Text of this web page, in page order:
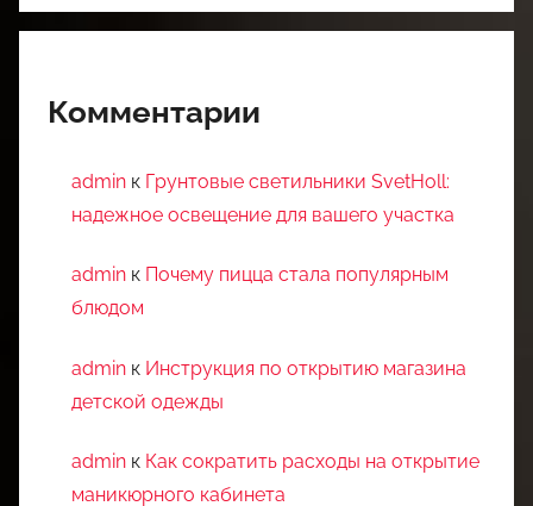
Комментарии
admin к Грунтовые светильники SvetHoll:
надежное освещение для вашего участка
admin к Почему пицца стала популярным
блюдом
admin к Инструкция по открытию магазина
детской одежды
admin к Как сократить расходы на открытие
маникюрного кабинета